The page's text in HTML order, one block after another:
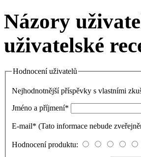
Názory
uživatelské
Hodnocení uživatelů
Nejhodnotnější příspěvky s vlastními
Jméno a příjmení*
E-mail* (Tato informace nebude
Hodnocení produktu: